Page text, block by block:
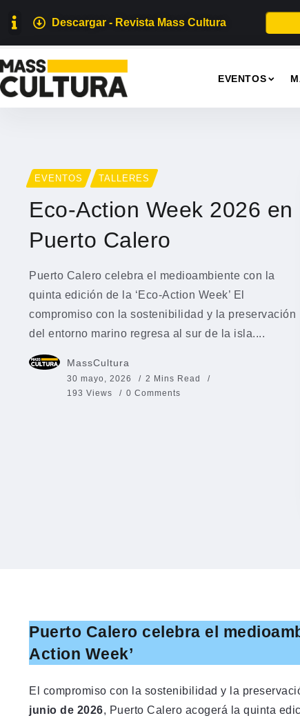
Descargar - Revista Mass Cultura
EVENTOS
EVENTOS TALLERES
Eco-Action Week 2026 en
Puerto Calero
Puerto Calero celebra el medioambiente con la
quinta edición de la ‘Eco-Action Week’ El
compromiso con la sostenibilidad y la preservación
del entorno marino regresa al sur de la isla....
MassCultura
30 mayo, 2026
2 Mins Read
193 Views
0 Comments
Puerto Calero celebra el
Action Week’
El compromiso con la sostenibilidad y la
junio de 2026, Puerto Calero acogerá la quinta